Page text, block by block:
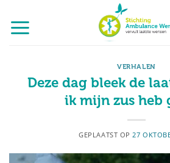
naar
inhoud
VERHALEN
Deze dag bleek de
ik mijn zus heb
GEPLAATST OP 27